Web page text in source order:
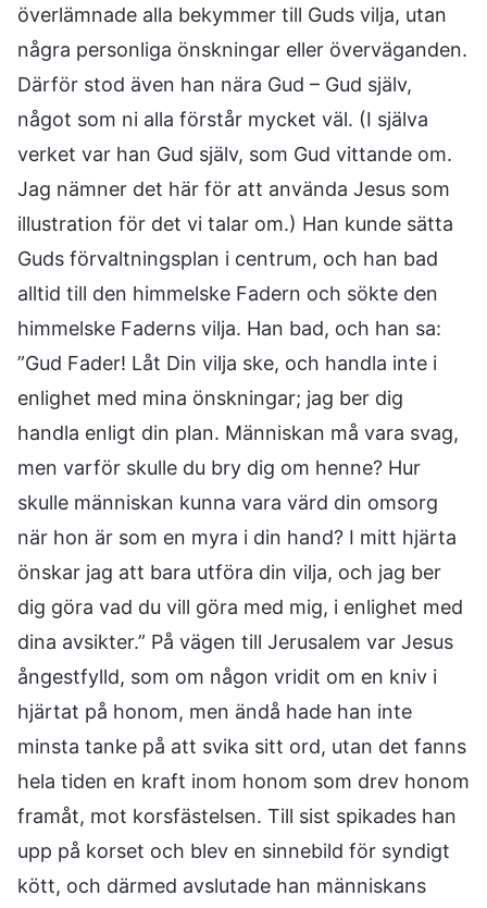
överlämnade alla bekymmer till Guds vilja, utan
några personliga önskningar eller överväganden.
Därför stod även han nära Gud – Gud själv,
något som ni alla förstår mycket väl. (I själva
verket var han Gud själv, som Gud vittande om.
Jag nämner det här för att använda Jesus som
illustration för det vi talar om.) Han kunde sätta
Guds förvaltningsplan i centrum, och han bad
alltid till den himmelske Fadern och sökte den
himmelske Faderns vilja. Han bad, och han sa:
”Gud Fader! Låt Din vilja ske, och handla inte i
enlighet med mina önskningar; jag ber dig
handla enligt din plan. Människan må vara svag,
men varför skulle du bry dig om henne? Hur
skulle människan kunna vara värd din omsorg
när hon är som en myra i din hand? I mitt hjärta
önskar jag att bara utföra din vilja, och jag ber
dig göra vad du vill göra med mig, i enlighet med
dina avsikter.” På vägen till Jerusalem var Jesus
ångestfylld, som om någon vridit om en kniv i
hjärtat på honom, men ändå hade han inte
minsta tanke på att svika sitt ord, utan det fanns
hela tiden en kraft inom honom som drev honom
framåt, mot korsfästelsen. Till sist spikades han
upp på korset och blev en sinnebild för syndigt
kött, och därmed avslutade han människans